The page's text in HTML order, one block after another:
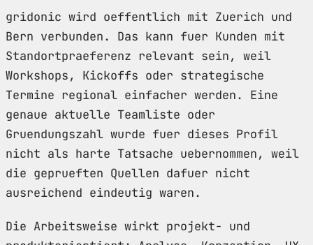
gridonic wird oeffentlich mit Zuerich und
Bern verbunden. Das kann fuer Kunden mit
Standortpraeferenz relevant sein, weil
Workshops, Kickoffs oder strategische
Termine regional einfacher werden. Eine
genaue aktuelle Teamliste oder
Gruendungszahl wurde fuer dieses Profil
nicht als harte Tatsache uebernommen, weil
die geprueften Quellen dafuer nicht
ausreichend eindeutig waren.
Die Arbeitsweise wirkt projekt- und